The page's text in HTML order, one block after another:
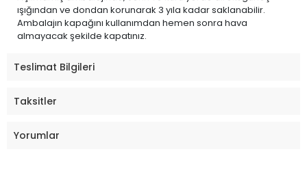
ışığından ve dondan korunarak 3 yıla kadar saklanabilir.
Ambalajın kapağını kullanımdan hemen sonra hava
almayacak şekilde kapatınız.
Teslimat Bilgileri
Taksitler
Yorumlar